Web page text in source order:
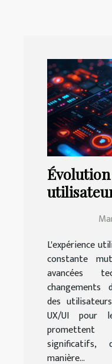
2023
L'expérience
constante
avancées
changements
des
UX/UI pour
significatifs,
manière...